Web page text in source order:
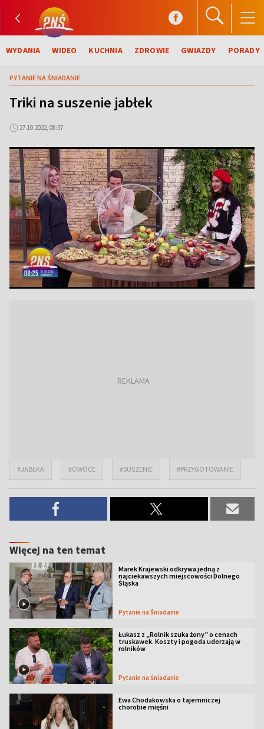
WYDANIA WIDEO KUCHNIA ZDROWIE GWIAZDY PORADY
PYTANIE NA ŚNIADANIE
Triki na suszenie jabłek
27.10.2022, 08:37
#JABŁKA #OWOCE #SUSZENIE #PRZYGOTOWANIE
Więcej na ten temat
Marek Krajewski odkrywa jedną z
najciekawszych miejscowości Dolnego
Śląska
Pytanie na Śniadanie
Łukasz z „Rolnik szuka żony” o cenach
truskawek. Koszty i pogoda uderzają w
rolników
Pytanie na Śniadanie
Ewa Chodakowska o tajemniczej
chorobie mięśni